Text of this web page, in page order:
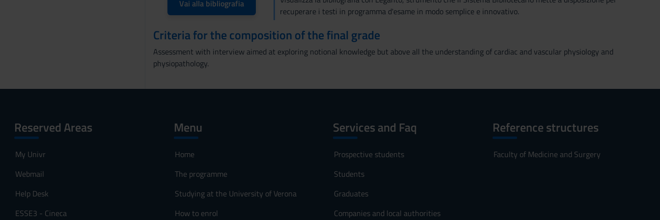
Vai alla bibliografia
recuperare i testi in programma d'esame in modo semplice e innovativo.
Criteria for the composition of the final grade
Assessment with interview aimed at exploring notional knowledge but above all the understanding of cardiac and vascular physiology and
physiopathology.
Reserved Areas
My Univr
Webmail
Help Desk
ESSE3 - Cineca
Menu
Home
The programme
Studying at the University of Verona
How to enrol
Services and Faq
Prospective students
Students
Graduates
Companies and local authorities
Reference structures
Faculty of Medicine and Surgery